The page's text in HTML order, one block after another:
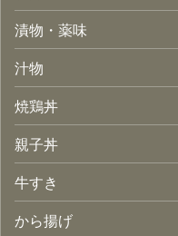
漬物・薬味
汁物
焼鶏丼
親子丼
牛すき
から揚げ